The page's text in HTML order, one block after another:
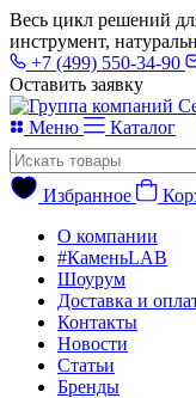
Весь цикл решений
инструмент,
+7 (499) 550-34-90
Оставить заявку
Меню Каталог
Избранное
О компании
#КаменьLAB
Шоурум
Доставка и
Контакты
Новости
Статьи
Бренды